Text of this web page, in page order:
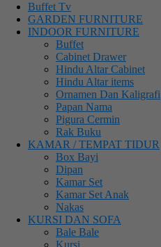
Buffet Tv
GARDEN FURNITURE
INDOOR FURNITURE
Buffet
Cabinet Drawer
Hindu Altar Cabinet
Hindu Altar items
Ornamen Dan Kaligrafi
Papan Nama
Pigura Cermin
Rak Buku
KAMAR / TEMPAT TIDUR
Box Bayi
Dipan
Kamar Set
Kamar Set Anak
Nakas
KURSI DAN SOFA
Bale Bale